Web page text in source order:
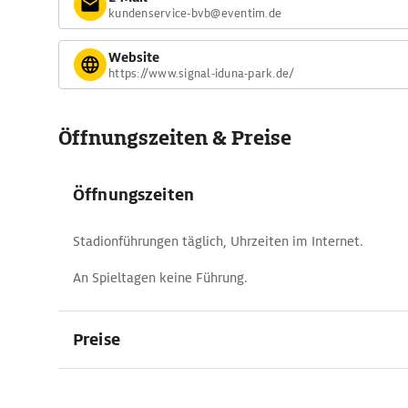
Veranstaltungen im SIGNAL IDUNA
Der SIGNAL IDUNA PARK wird hauptsächlich für Fußball
Heimspiele von Borussia Dortmund. Während der
Achtel- und ein Halbfinale.
kundenservice-bvb@eventim.de
Website
https://www.signal-iduna-park.de/
Öffnungszeiten & Preise
Öffnungszeiten
Stadionführungen täglich, Uhrzeiten im Internet.
An Spieltagen keine Führung.
Preise